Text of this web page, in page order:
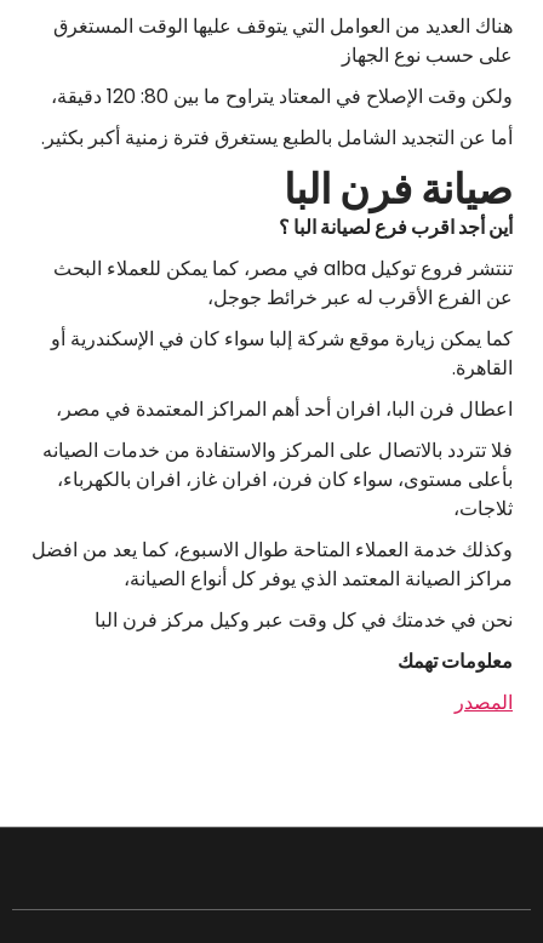
هناك العديد من العوامل التي يتوقف عليها الوقت المستغرق
على حسب نوع الجهاز
ولكن وقت الإصلاح في المعتاد يتراوح ما بين 80: 120 دقيقة،
أما عن التجديد الشامل بالطبع يستغرق فترة زمنية أكبر بكثير.
صيانة فرن البا
أين أجد اقرب فرع لصيانة البا ؟
تنتشر فروع توكيل alba في مصر، كما يمكن للعملاء البحث
عن الفرع الأقرب له عبر خرائط جوجل،
كما يمكن زيارة موقع شركة إلبا سواء كان في الإسكندرية أو
القاهرة.
اعطال فرن البا، افران أحد أهم المراكز المعتمدة في مصر،
فلا تتردد بالاتصال على المركز والاستفادة من خدمات الصيانه
بأعلى مستوى، سواء كان فرن، افران غاز، افران بالكهرباء،
ثلاجات،
وكذلك خدمة العملاء المتاحة طوال الاسبوع، كما يعد من افضل
مراكز الصيانة المعتمد الذي يوفر كل أنواع الصيانة،
نحن في خدمتك في كل وقت عبر وكيل مركز فرن البا
معلومات تهمك
المصدر